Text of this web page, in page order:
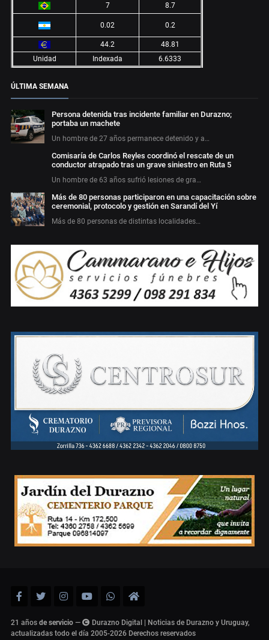
7 8.7
0.02 0.2
44.2
48.81
Unidad
Indexada 6.6333
ÚLTIMA SEMANA
Persona detenida tras incidente familiar en Durazno;
portaba un machete
Un hombre de 27 años permanece detenido y a…
Comisaría de Carlos Reyles coordinó el rescate de un
conductor atrapado tras un grave siniestro en Ruta 5
Un hombre de 63 años sufrió lesiones de gra…
Más de 80 personas participaron en una capacitación sobre
ceremonial, protocolo y gestión en Sarandí del Yí
Más de 80 personas de distintas localidades…
21 años de servicio —
Durazno Digital | Noticias de Durazno y Uruguay,
actualizadas todo el día 2005-2026 Derechos reservados